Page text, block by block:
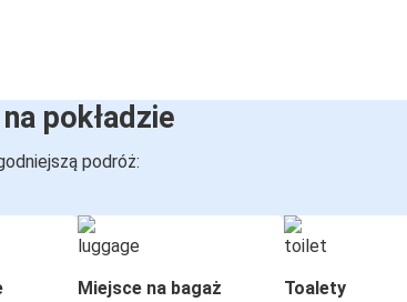
pokładzie
podróż:
Miejsce na bagaż Toalety